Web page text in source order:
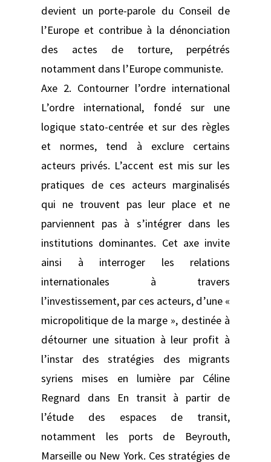
devient un porte-parole du Conseil de
l’Europe et contribue à la dénonciation
des actes de torture, perpétrés
notamment dans l’Europe communiste.
Axe 2. Contourner l’ordre international
L’ordre international, fondé sur une
logique stato-centrée et sur des règles
et normes, tend à exclure certains
acteurs privés. L’accent est mis sur les
pratiques de ces acteurs marginalisés
qui ne trouvent pas leur place et ne
parviennent pas à s’intégrer dans les
institutions dominantes. Cet axe invite
ainsi à interroger les relations
internationales à travers
l’investissement, par ces acteurs, d’une «
micropolitique de la marge », destinée à
détourner une situation à leur profit à
l’instar des stratégies des migrants
syriens mises en lumière par Céline
Regnard dans En transit à partir de
l’étude des espaces de transit,
notamment les ports de Beyrouth,
Marseille ou New York. Ces stratégies de